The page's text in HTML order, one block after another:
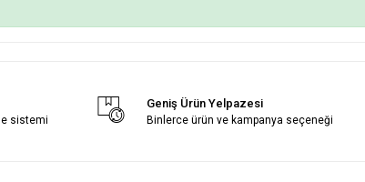
sistemi
Geniş Ürün Yelpazesi
Binlerce ürün ve kampanya seçeneği